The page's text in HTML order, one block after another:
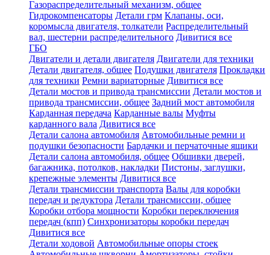
Газораспределительный механизм, общее
Гидрокомпенсаторы Детали грм Клапаны, оси,
коромысла двигателя, толкатели Распределительный
вал, шестерни распределительного Дивитися все
ГБО
Двигатели и детали двигателя Двигатели для техники
Детали двигателя, общее Подушки двигателя Прокладки
для техники Ремни вариаторные Дивитися все
Детали мостов и привода трансмиссии Детали мостов и
привода трансмиссии, общее Задний мост автомобиля
Карданная передача Карданные валы Муфты
карданного вала Дивитися все
Детали салона автомобиля Автомобильные ремни и
подушки безопасности Бардачки и перчаточные ящики
Детали салона автомобиля, общее Обшивки дверей,
багажника, потолков, накладки Пистоны, заглушки,
крепежные элементы Дивитися все
Детали трансмиссии транспорта Валы для коробки
передач и редуктора Детали трансмиссии, общее
Коробки отбора мощности Коробки переключения
передач (кпп) Синхронизаторы коробки передач
Дивитися все
Детали ходовой Автомобильные опоры стоек